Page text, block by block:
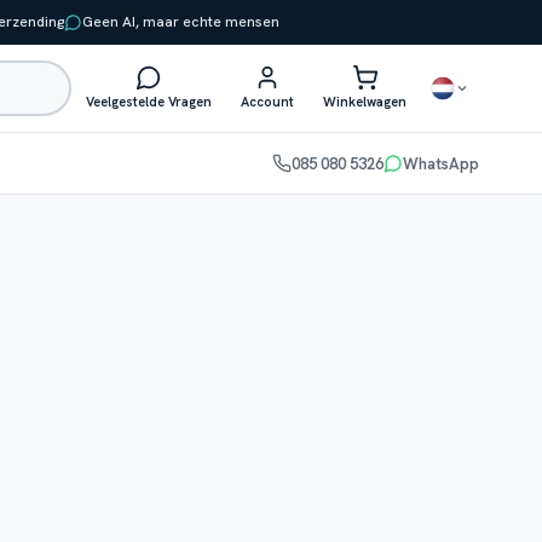
Geen AI, maar echte mensen
Veelgestelde Vragen Account Winkelwagen
085 080 5326 WhatsApp